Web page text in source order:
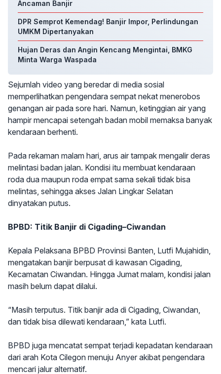
Ancaman Banjir
DPR Semprot Kemendag! Banjir Impor, Perlindungan
UMKM Dipertanyakan
Hujan Deras dan Angin Kencang Mengintai, BMKG
Minta Warga Waspada
Sejumlah video yang beredar di media sosial
memperlihatkan pengendara sempat nekat menerobos
genangan air pada sore hari. Namun, ketinggian air yang
hampir mencapai setengah badan mobil memaksa banyak
kendaraan berhenti.
Pada rekaman malam hari, arus air tampak mengalir deras
melintasi badan jalan. Kondisi itu membuat kendaraan
roda dua maupun roda empat sama sekali tidak bisa
melintas, sehingga akses Jalan Lingkar Selatan
dinyatakan putus.
BPBD: Titik Banjir di Cigading–Ciwandan
Kepala Pelaksana BPBD Provinsi Banten, Lutfi Mujahidin,
mengatakan banjir berpusat di kawasan Cigading,
Kecamatan Ciwandan. Hingga Jumat malam, kondisi jalan
masih belum dapat dilalui.
“Masih terputus. Titik banjir ada di Cigading, Ciwandan,
dan tidak bisa dilewati kendaraan,” kata Lutfi.
BPBD juga mencatat sempat terjadi kepadatan kendaraan
dari arah Kota Cilegon menuju Anyer akibat pengendara
mencari jalur alternatif.